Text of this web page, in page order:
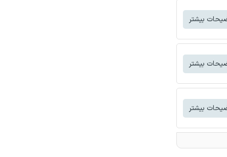
بیشتر
بیشتر
بیشتر